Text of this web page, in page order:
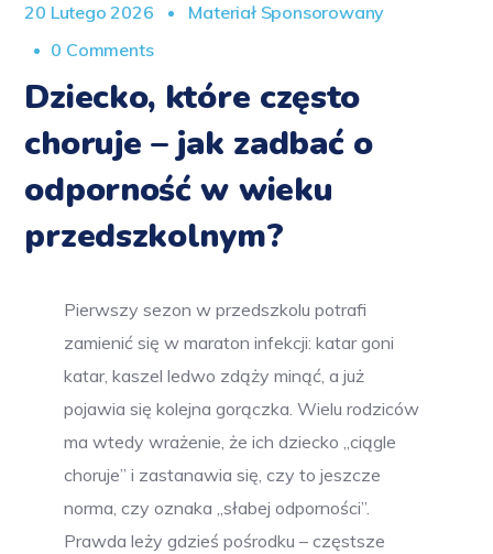
20 Lutego 2026
Materiał Sponsorowany
0 Comments
Dziecko, które często
choruje – jak zadbać o
odporność w wieku
przedszkolnym?
Pierwszy sezon w przedszkolu potrafi
zamienić się w maraton infekcji: katar goni
katar, kaszel ledwo zdąży minąć, a już
pojawia się kolejna gorączka. Wielu rodziców
ma wtedy wrażenie, że ich dziecko „ciągle
choruje” i zastanawia się, czy to jeszcze
norma, czy oznaka „słabej odporności”.
Prawda leży gdzieś pośrodku – częstsze